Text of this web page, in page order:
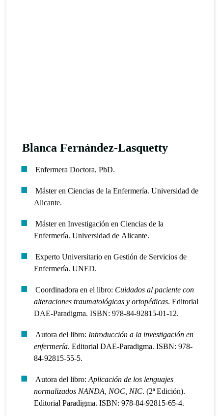
Blanca Fernández-Lasquetty
Enfermera Doctora, PhD.
Máster en Ciencias de la Enfermería. Universidad de
Alicante.
Máster en Investigación en Ciencias de la
Enfermería. Universidad de Alicante.
Experto Universitario en Gestión de Servicios de
Enfermería. UNED.
Coordinadora en el libro: Cuidados al paciente con
alteraciones traumatológicas y ortopédicas. Editorial
DAE-Paradigma. ISBN: 978-84-92815-01-12.
Autora del libro: Introducción a la investigación en
enfermería. Editorial DAE-Paradigma. ISBN: 978-
84-92815-55-5.
Autora del libro: Aplicación de los lenguajes
normalizados NANDA, NOC, NIC. (2ª Edición).
Editorial Paradigma. ISBN: 978-84-92815-65-4.